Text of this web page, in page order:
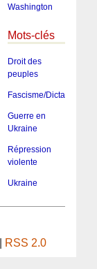
Washington
Mots-clés
Droit des
peuples
Fascisme/Dictature/
Guerre en
Ukraine
Répression
violente
Ukraine
RSS 2.0